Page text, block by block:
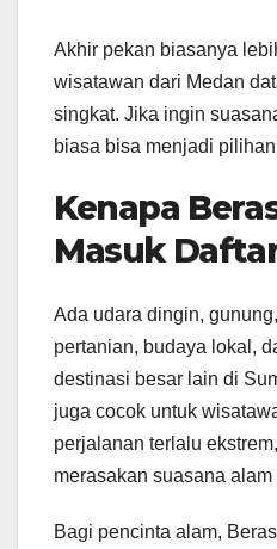
Akhir pekan biasanya
wisatawan dari Medan
singkat. Jika ingin
biasa bisa menjadi
Kenapa
Masuk
Ada udara dingin,
pertanian, budaya lokal,
destinasi besar lain di
juga cocok untuk
perjalanan terlalu
merasakan suasana alam
Bagi pencinta alam,